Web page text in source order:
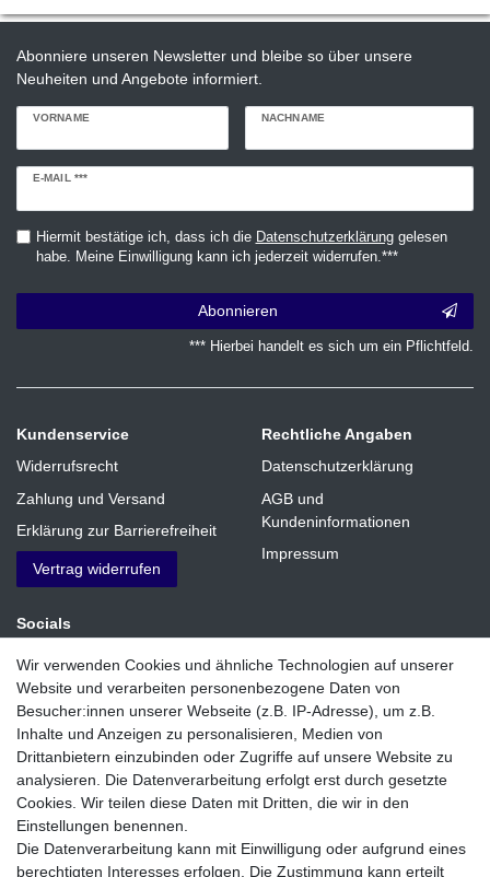
Abonniere unseren Newsletter und bleibe so über unsere
Neuheiten und Angebote informiert.
VORNAME NACHNAME
E-MAIL ***
Newsletter
Hiermit bestätige ich, dass ich die Daten­schutz­erklärunggelesen
habe. Meine Einwilligung kann ich jederzeit widerrufen.***
Abonnieren
*** Hierbei handelt es sich um ein Pflichtfeld.
Kundenservice
Widerrufsrecht
Zahlung und Versand
Erklärung zur Barrierefreiheit
Vertrag widerrufen
Rechtliche Angaben
Datenschutzerklärung
AGB und
Kundeninformationen
Impressum
Socials
Facebook
Instagram
Zahlungsmethoden
Wir verwenden Cookies und ähnliche Technologien auf unserer
Website und verarbeiten personenbezogene Daten von
Besucher:innen unserer Webseite (z.B. IP-Adresse), um z.B.
Inhalte und Anzeigen zu personalisieren, Medien von
Drittanbietern einzubinden oder Zugriffe auf unsere Website zu
analysieren. Die Datenverarbeitung erfolgt erst durch gesetzte
Cookies. Wir teilen diese Daten mit Dritten, die wir in den
Einstellungen benennen.
Die Datenverarbeitung kann mit Einwilligung oder aufgrund eines
berechtigten Interesses erfolgen. Die Zustimmung kann erteilt